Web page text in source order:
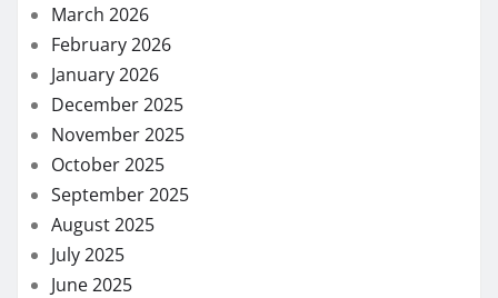
March 2026
February 2026
January 2026
December 2025
November 2025
October 2025
September 2025
August 2025
July 2025
June 2025